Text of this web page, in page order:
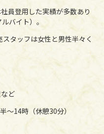
員登用した実績が多数あり
バイト）。
タッフは女性と男性半々く
ど
～14時（休憩30分）